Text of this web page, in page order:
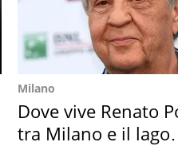
Milano
Dove vive Renato
tra Milano e il lago